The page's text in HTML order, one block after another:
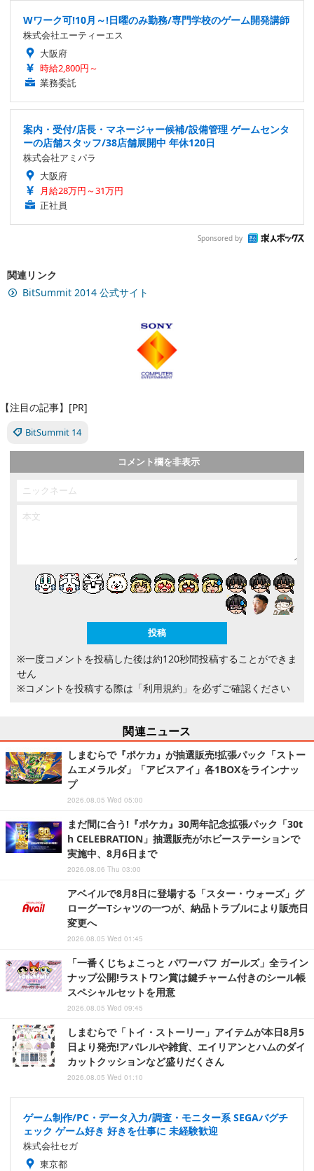
Wワーク可!10月～!日曜のみ勤務/専門学校のゲーム開発講師
株式会社エーティーエス
大阪府
時給2,800円～
業務委託
案内・受付/店長・マネージャー候補/設備管理 ゲームセンタ
ーの店舗スタッフ/38店舗展開中 年休120日
株式会社アミパラ
大阪府
月給28万円～31万円
正社員
Sponsored by
関連リンク
BitSummit 2014 公式サイト
【注目の記事】[PR]
BitSummit 14
コメント欄を非表示
※一度コメントを投稿した後は約120秒間投稿することができま
せん
※コメントを投稿する際は 「利用規約」 を必ずご確認ください
関連ニュース
しまむらで『ポケカ』が抽選販売!拡張パック「ストー
ムエメラルダ」「アビスアイ」各1BOXをラインナッ
プ
2026.08.05 Wed 05:00
まだ間に合う!『ポケカ』30周年記念拡張パック「30t
h CELEBRATION」抽選販売がホビーステーションで
実施中、8月6日まで
2026.08.06 Thu 03:00
アベイルで8月8日に登場する「スター・ウォーズ」グ
ローグーTシャツの一つが、納品トラブルにより販売日
変更へ
2026.08.05 Wed 01:45
「一番くじちょこっと パワーパフ ガールズ」全ライン
ナップ公開!ラストワン賞は鍵チャーム付きのシール帳
スペシャルセットを用意
2026.08.05 Wed 09:45
しまむらで「トイ・ストーリー」アイテムが本日8月5
日より発売!アパレルや雑貨、エイリアンとハムのダイ
カットクッションなど盛りだくさん
2026.08.05 Wed 01:10
ゲーム制作/PC・データ入力/調査・モニター系 SEGAバグチ
ェック ゲーム好き 好きを仕事に 未経験歓迎
株式会社セガ
東京都